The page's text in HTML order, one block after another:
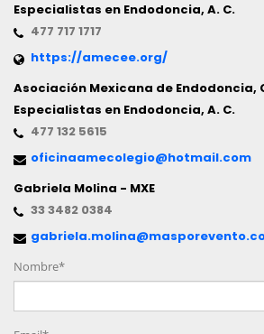
Especialistas en Endodoncia, A. C.
477 717 1717
https://amecee.org/
Asociación Mexicana de Endodoncia,
Especialistas en Endodoncia, A. C.
477 132 5615
oficinaamecolegio@hotmail.com
Gabriela Molina - MXE
33 3482 0384
Nombre*